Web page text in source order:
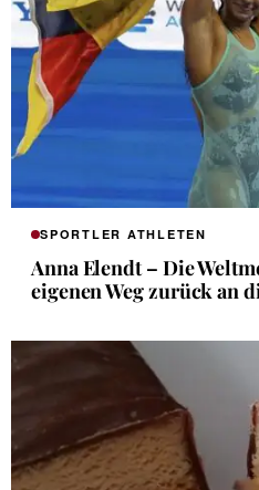
SPORTLER ATHLETEN
Anna Elendt – Die
eigenen Weg zurück an